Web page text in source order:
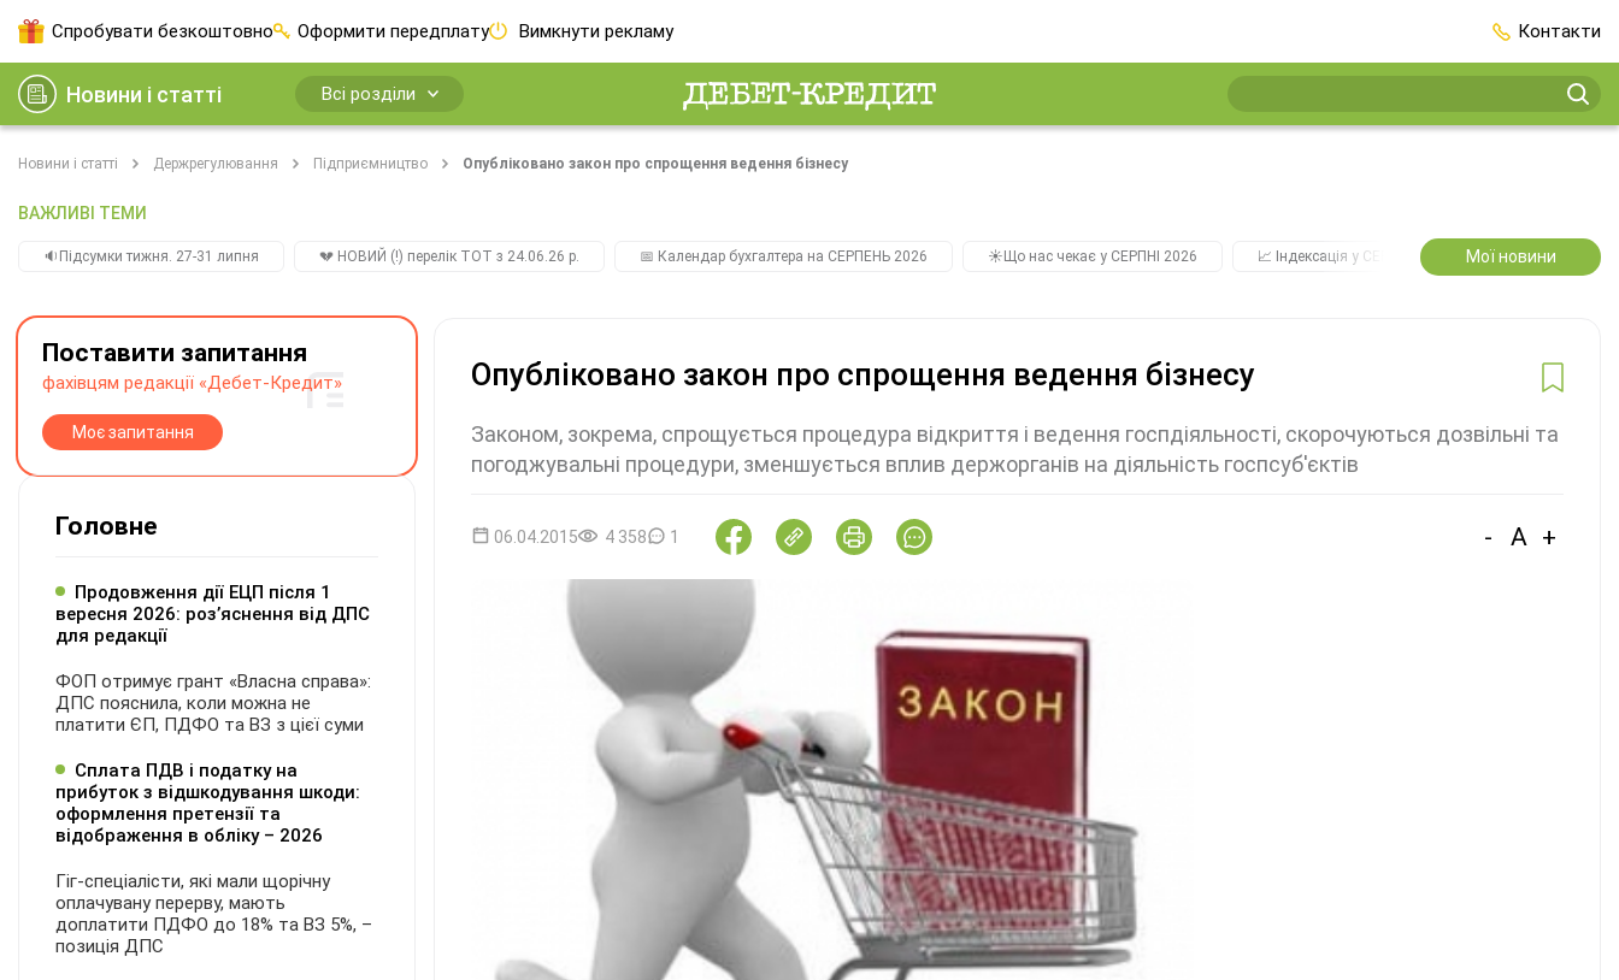
Спробувати безкоштовно Оформити передплату Вимкнути рекламу Контакти
Новини і статті Всі розділи
Новини і статті Держрегулювання Підприємництво Опубліковано закон про спрощення ведення бізнесу
ВАЖЛИВІ ТЕМИ
🔉Підсумки тижня. 27-31 липня 💔 НОВИЙ (!) перелік ТОТ з 24.06.26 р. 📅 Календар бухгалтера на СЕРПЕНЬ 2026 ☀️Що нас чекає у СЕРПНІ 2026 📈 Індексація у СЕРПНІ 2️⃣0️⃣2️⃣7️⃣ Усі
Мої новини
Опубліковано закон про спрощення ведення бізнесу
Законом, зокрема, спрощується процедура відкриття і ведення госпдіяльності, скорочуються дозвільні та
погоджувальні процедури, зменшується вплив держорганів на діяльність госпсуб'єктів
06.04.2015 4 358 1 - A +
Поставити запитання
фахівцям редакції «Дебет-Кредит»
Моє запитання
Головне
Продовження дії ЕЦП після 1
вересня 2026: розʼяснення від ДПС
для редакції
ФОП отримує грант «Власна справа»:
ДПС пояснила, коли можна не
платити ЄП, ПДФО та ВЗ з цієї суми
Сплата ПДВ і податку на
прибуток з відшкодування шкоди:
оформлення претензії та
відображення в обліку – 2026
Гіг-спеціалісти, які мали щорічну
оплачувану перерву, мають
доплатити ПДФО до 18% та ВЗ 5%, –
позиція ДПС